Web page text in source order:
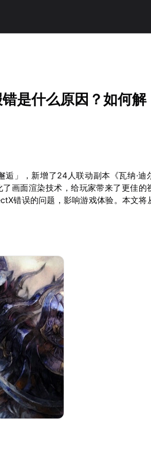
是什么原因？如何解
逅」，新增了24人联动副本《瓦纳·迪
画面渲染技术，给玩家带来了更佳的
错误的问题，影响游戏体验。本文将